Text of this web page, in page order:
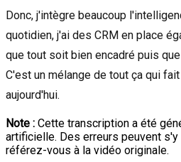
Donc, j'intègre beaucoup
quotidien, j'ai des CRM en place
que tout soit bien encadré puis
C'est un mélange de tout ça qui
aujourd'hui.
Note : Cette transcription a été
artificielle. Des erreurs peuvent
référez-vous à la vidéo originale.